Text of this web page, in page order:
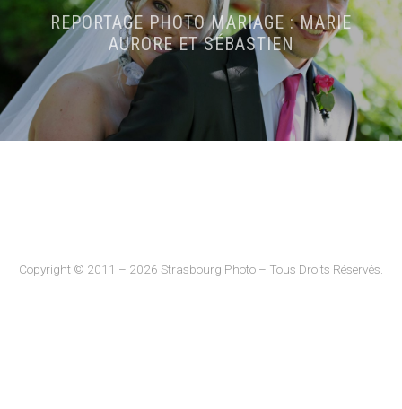
REPORTAGE PHOTO MARIAGE : MARIE
AURORE ET SÉBASTIEN
Copyright © 2011 – 2026 Strasbourg Photo – Tous Droits Réservés.